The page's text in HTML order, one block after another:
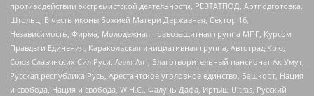
противодействии экстремистской деятельности, РЕВТАТПОД, Артподготовка,
Штольц, В честь иконы Божией Матери Державная, Сектор 16,
Независимость, Фирма, Молодежная правозащитная группа МПГ, Курсом
Правды и Единения, Каракольская инициативная группа, Автоград Крю,
Союз Славянских Сил Руси, Алля-Аят, Благотворительный пансионат Ак Умут,
Русская республика Русь, Арестантское уголовное единство, Башкорт, Нация
и свобода, Нация и свобода, W.H.С., Фалунь Дафа, Иртыш Ultras, Русский